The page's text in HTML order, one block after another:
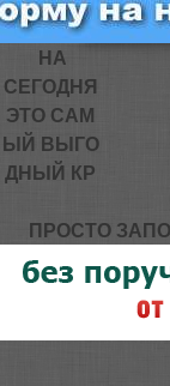
НА
СЕГОДНЯ
ЭТО САМ
ЫЙ ВЫГО
ДНЫЙ КР
ПРОСТО